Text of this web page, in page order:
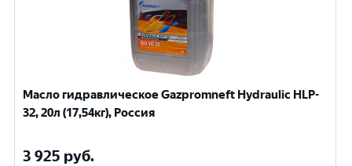
Масло гидравлическое Gazpromneft Hydraulic HLP-
32, 20л (17,54кг), Россия
3 925 руб.